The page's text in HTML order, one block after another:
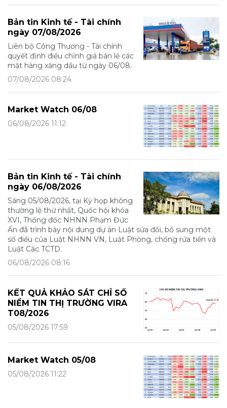
Bản tin Kinh tế - Tài chính
ngày 07/08/2026
Liên bộ Công Thương - Tài chính
quyết định điều chỉnh giá bán lẻ các
mặt hàng xăng dầu từ ngày 06/08.
07/08/2026 08:24
Market Watch 06/08
06/08/2026 11:12
Bản tin Kinh tế - Tài chính
ngày 06/08/2026
Sáng 05/08/2026, tại Kỳ họp không
thường lệ thứ nhất, Quốc hội khóa
XVI, Thống đốc NHNN Phạm Đức
Ấn đã trình bày nội dung dự án Luật sửa đổi, bổ sung một
số điều của Luật NHNN VN, Luật Phòng, chống rửa tiền và
Luật Các TCTD.
06/08/2026 08:16
KẾT QUẢ KHẢO SÁT CHỈ SỐ
NIỀM TIN THỊ TRƯỜNG VIRA
T08/2026
05/08/2026 17:59
Market Watch 05/08
05/08/2026 11:22